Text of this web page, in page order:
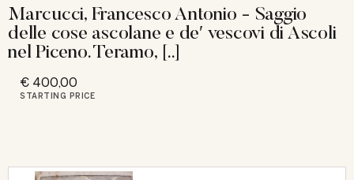
Marcucci, Francesco Antonio - Saggio
delle cose ascolane e deʹ vescovi di Ascoli
nel Piceno. Teramo, [..]
€ 400,00
STARTING PRICE